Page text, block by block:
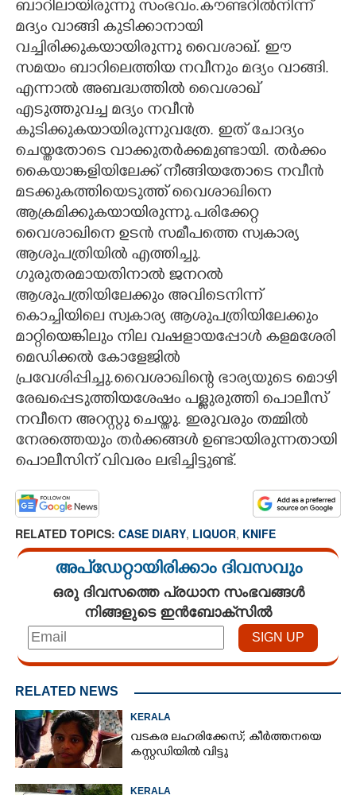
ബാറിലായിരുന്നു സംഭവം.കൗണ്ടറിൽനിന്ന്
മദ്യം വാങ്ങി കുടിക്കാനായി
വച്ചിരിക്കുകയായിരുന്നു വൈശാഖ്. ഈ
സമയം ബാറിലെത്തിയ നവീനും മദ്യം വാങ്ങി.
എന്നാൽ അബദ്ധത്തിൽ വൈശാഖ്
എടുത്തുവച്ച മദ്യം നവീൻ
കുടിക്കുകയായിരുന്നുവത്രേ. ഇത് ചോദ്യം
ചെയ്തതോടെ വാക്കുതർക്കമുണ്ടായി. തർക്കം
കൈയാങ്കളിയിലേക്ക് നീങ്ങിയതോടെ നവീൻ
മടക്കുകത്തിയെടുത്ത് വൈശാഖിനെ
ആക്രമിക്കുകയായിരുന്നു.പരിക്കേറ്റ
വൈശാഖിനെ ഉടൻ സമീപത്തെ സ്വകാര്യ
ആശുപത്രിയിൽ എത്തിച്ചു.
ഗുരുതരമായതിനാൽ ജനറൽ
ആശുപത്രിയിലേക്കും അവിടെനിന്ന്
കൊച്ചിയിലെ സ്വകാര്യ ആശുപത്രിയിലേക്കും
മാറ്റിയെങ്കിലും നില വഷളായപ്പോൾ കളമശേരി
മെഡിക്കൽ കോളേജിൽ
പ്രവേശിപ്പിച്ചു.വൈശാഖിന്റെ ഭാര്യയുടെ മൊഴി
രേഖപ്പെടുത്തിയശേഷം പള്ളുരുത്തി പൊലീസ്
നവീനെ അറസ്റ്റു ചെയ്തു. ഇരുവരും തമ്മിൽ
നേരത്തെയും തർക്കങ്ങൾ ഉണ്ടായിരുന്നതായി
പൊലീസിന് വിവരം ലഭിച്ചിട്ടുണ്ട്.
RELATED TOPICS: CASE DIARY, LIQUOR, KNIFE
അപ്ഡേറ്റായിരിക്കാം ദിവസവും
ഒരു ദിവസത്തെ പ്രധാന സംഭവങ്ങൾ
നിങ്ങളുടെ ഇൻബോക്സിൽ
RELATED NEWS
KERALA
വടകര ലഹരിക്കേസ്; കീർത്തനയെ
കസ്റ്റഡിയിൽ വിട്ടു
KERALA